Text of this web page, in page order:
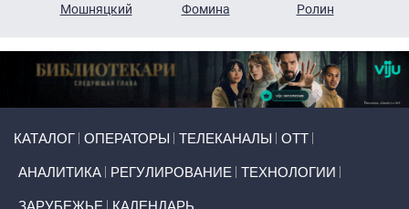
Мошняцкий
Фомина
Ролин
КАТАЛОГ ОПЕРАТОРЫ ТЕЛЕКАНАЛЫ ОТТ
АНАЛИТИКА РЕГУЛИРОВАНИЕ ТЕХНОЛОГИИ
ЗАРУБЕЖЬЕ КАЛЕНДАРЬ